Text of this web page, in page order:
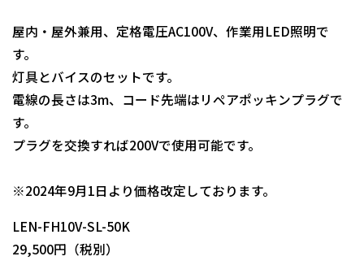
屋内・屋外兼用、定格電圧AC100V、作業用LED照明で
す。
灯具とバイスのセットです。
電線の長さは3m、コード先端はリペアポッキンプラグで
す。
プラグを交換すれば200Vで使用可能です。
※2024年9月1日より価格改定しております。
LEN-FH10V-SL-50K
29,500円（税別）